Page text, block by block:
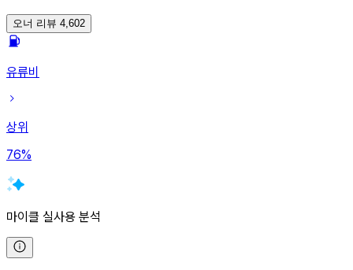
오너 리뷰 4,602
유류비
상위
76%
마이클 실사용 분석